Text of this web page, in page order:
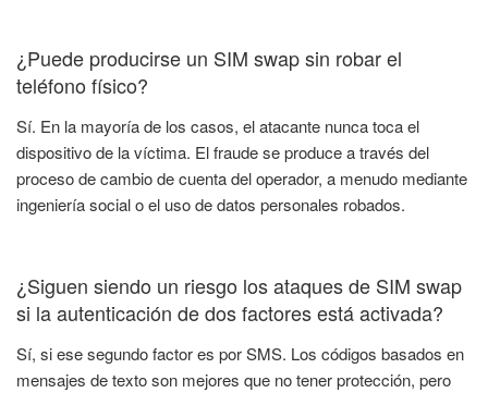
¿Puede producirse un SIM swap sin robar el
teléfono físico?
Sí. En la mayoría de los casos, el atacante nunca toca el
dispositivo de la víctima. El fraude se produce a través del
proceso de cambio de cuenta del operador, a menudo mediante
ingeniería social o el uso de datos personales robados.
¿Siguen siendo un riesgo los ataques de SIM swap
si la autenticación de dos factores está activada?
Sí, si ese segundo factor es por SMS. Los códigos basados en
mensajes de texto son mejores que no tener protección, pero